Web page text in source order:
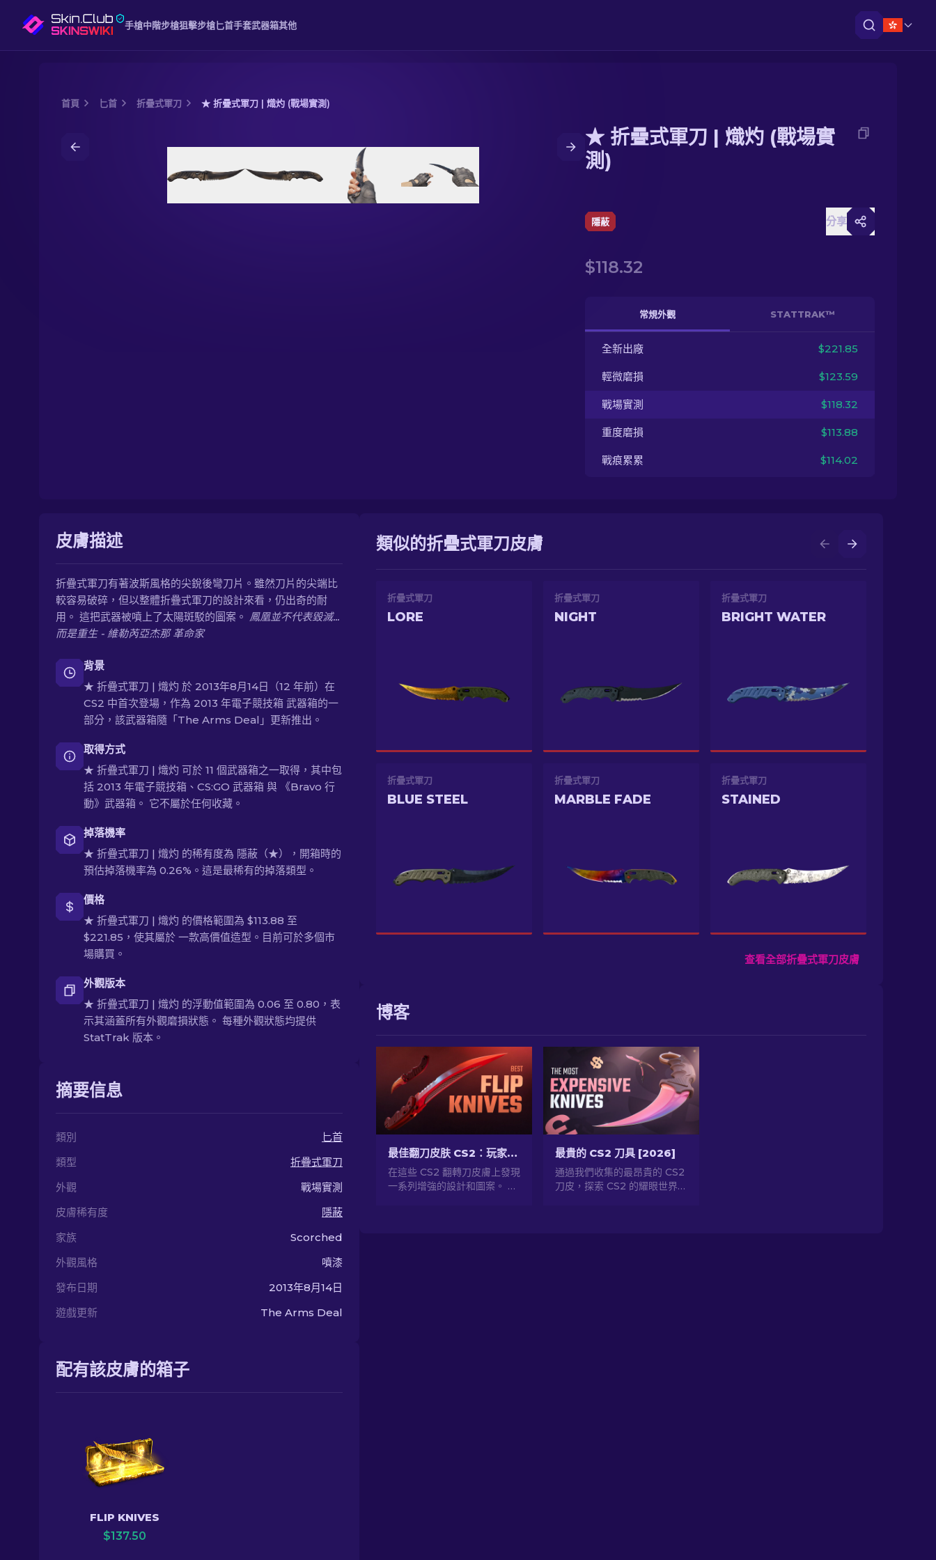
手槍中階步槍狙擊步槍 匕首手套武器箱其他
首頁 匕首 折疊式軍刀 ★ 折疊式軍刀 | 熾灼 (戰場實測)
★ 折疊式軍刀 | 熾灼 (戰場實
測)
隱蔽 分享
$118.32
常規外觀 STATTRAK™
全新出廠 $221.85
輕微磨損 $123.59
戰場實測 $118.32
重度磨損 $113.88
戰痕累累 $114.02
皮膚描述
折疊式軍刀有著波斯風格的尖銳後彎刀片。雖然刀片的尖端比
較容易破碎，但以整體折疊式軍刀的設計來看，仍出奇的耐
用。 這把武器被噴上了太陽斑駁的圖案。 鳳凰並不代表毀滅...
而是重生 - 維勒芮亞杰那 革命家
背景
★ 折疊式軍刀 | 熾灼 於 2013年8月14日（12 年前）在
CS2 中首次登場，作為 2013 年電子競技箱 武器箱的一
部分，該武器箱隨「The Arms Deal」更新推出。
取得方式
★ 折疊式軍刀 | 熾灼 可於 11 個武器箱之一取得，其中包
括 2013 年電子競技箱、CS:GO 武器箱 與 《Bravo 行
動》武器箱。 它不屬於任何收藏。
掉落機率
★ 折疊式軍刀 | 熾灼 的稀有度為 隱蔽（★），開箱時的
預估掉落機率為 0.26%。這是最稀有的掉落類型。
價格
★ 折疊式軍刀 | 熾灼 的價格範圍為 $113.88 至
$221.85，使其屬於 一款高價值造型。目前可於多個市
場購買。
外觀版本
★ 折疊式軍刀 | 熾灼 的浮動值範圍為 0.06 至 0.80，表
示其涵蓋所有外觀磨損狀態。 每種外觀狀態均提供
StatTrak 版本。
摘要信息
類別
匕首
類型
折疊式軍刀
外觀
戰場實測
皮膚稀有度
隱蔽
家族
Scorched
外觀風格
噴漆
發布日期
2013年8月14日
遊戲更新
The Arms Deal
配有該皮膚的箱子
FLIP KNIVES
$137.50
類似的折疊式軍刀皮膚
折疊式軍刀
LORE
折疊式軍刀
NIGHT
折疊式軍刀
BRIGHT WATER
折疊式軍刀
BLUE STEEL
折疊式軍刀
MARBLE FADE
折疊式軍刀
STAINED
查看全部折疊式軍刀皮膚
博客
最佳翻刀皮肤 CS2：玩家选择 [2026]
在這些 CS2 翻轉刀皮膚上發現
一系列增強的設計和圖案。 了
最貴的 CS2 刀具 [2026]
通過我們收集的最昂貴的 CS2
刀皮，探索 CS2 的耀眼世界！